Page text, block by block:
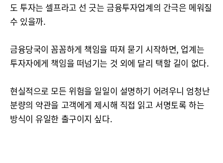
도 투자는 셀프라고 선 긋는 금융투자업계의 간극은 메워질
수 있을까.
금융당국이 꼼꼼하게 책임을 따져 묻기 시작하면, 업계는
투자자에게 책임을 떠넘기는 것 외에 달리 택할 길이 없다.
현실적으로 모든 위험을 일일이 설명하기 어려우니 엄청난
분량의 약관을 고객에게 제시해 직접 읽고 서명토록 하는
방식이 유일한 출구이지 싶다.